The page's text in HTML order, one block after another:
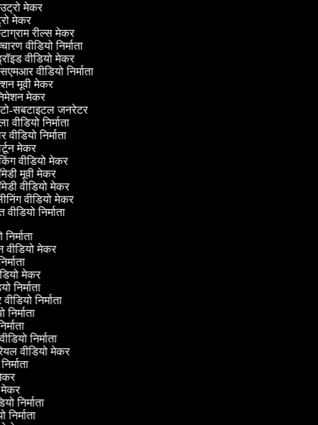
मेकर
मेकर
रील्स मेकर
वीडियो निर्माता
वीडियो मेकर
वीडियो निर्माता
मूवी मेकर
मेकर
सबटाइटल जनरेटर
वीडियो निर्माता
वीडियो निर्माता
मेकर
वीडियो मेकर
मूवी मेकर
वीडियो मेकर
वीडियो मेकर
वीडियो निर्माता
निर्माता
वीडियो मेकर
मेकर
निर्माता
निर्माता
निर्माता
निर्माता
वीडियो मेकर
मेकर
निर्माता
निर्माता